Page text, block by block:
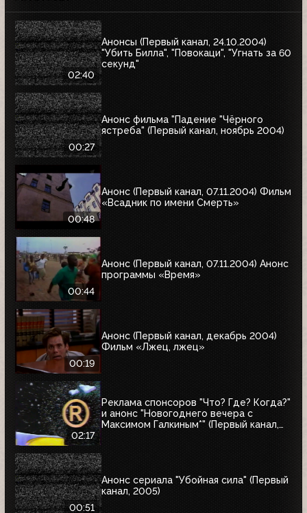
02:40
Анонсы (Первый канал, 24.10.2004)
"Убить Билла", "Повокаци", "Угнать за 60
секунд"
00:27
Анонс фильма "Падение "Чёрного
ястреба" (Первый канал, ноябрь 2004)
00:48
Анонс (Первый канал, 07.11.2004) Фильм
«Всадник по имени Смерть»
00:44
Анонс (Первый канал, 07.11.2004) Анонс
программы «Время»
00:19
Анонс (Первый канал, декабрь 2004)
Фильм «Лжец, лжец»
02:17
Реклама спонсоров "Что? Где? Когда?"
и анонс "Новогоднего вечера с
Максимом Галкиным*" (Первый канал,
00:51
Анонс сериала "Убойная сила" (Первый
канал, 2005)